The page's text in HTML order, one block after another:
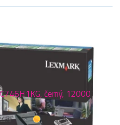
černý, 12000
1 zlaťák